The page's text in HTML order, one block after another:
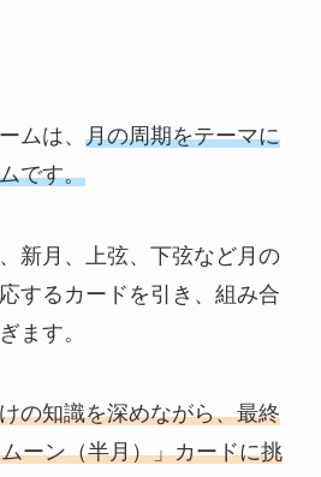
ムは、 月の周期をテーマに
です。
新月、上弦、下弦など月の
するカードを引き、組み合
ます。
の知識を深めながら、最終
ーン（半月）」カードに挑